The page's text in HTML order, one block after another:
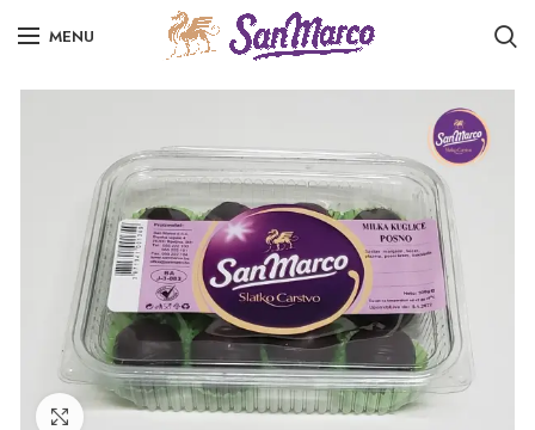
MENU
Click to enlarge